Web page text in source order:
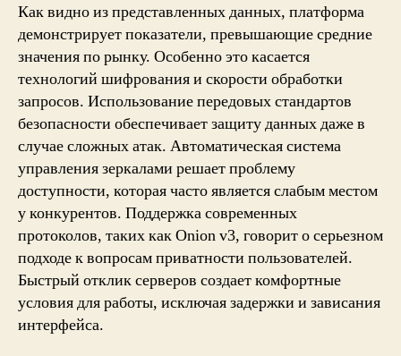
Как видно из представленных данных, платформа
демонстрирует показатели, превышающие средние
значения по рынку. Особенно это касается
технологий шифрования и скорости обработки
запросов. Использование передовых стандартов
безопасности обеспечивает защиту данных даже в
случае сложных атак. Автоматическая система
управления зеркалами решает проблему
доступности, которая часто является слабым местом
у конкурентов. Поддержка современных
протоколов, таких как Onion v3, говорит о серьезном
подходе к вопросам приватности пользователей.
Быстрый отклик серверов создает комфортные
условия для работы, исключая задержки и зависания
интерфейса.